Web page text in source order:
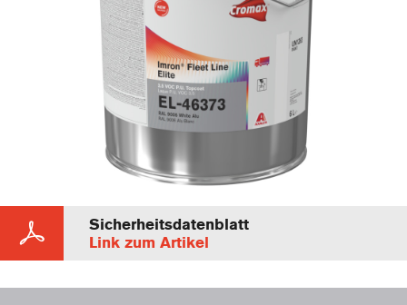
Sicherheitsdatenblatt
Link zum Artikel